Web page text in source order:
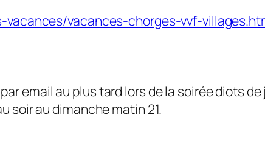
vacances/vacances-chorges-vvf-
emailau plus tard lors de la soirée diots
soir au dimanche matin 21.